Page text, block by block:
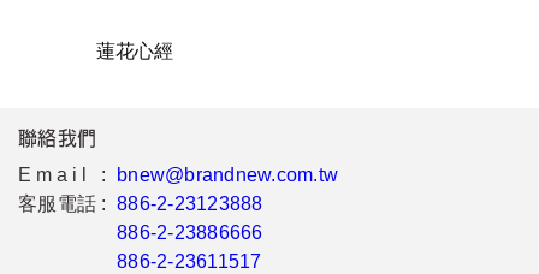
蓮花心經
聯絡我們
Email :
bnew@brandnew.com.tw
客服電話 : 886-2-23123888
886-2-23886666
886-2-23611517